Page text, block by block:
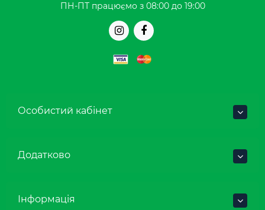
ПН-ПТ працюємо з 08:00 до 19:00
Особистий кабінет
Додатково
Інформація